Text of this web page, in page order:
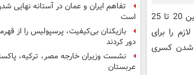
مرکز پژوهش‌های مجلس با اشاره به اینکه نرخ تورم سال 1399 بین 20 تا 25
را برای
شدن کسری
تفاهم ایران و عمان در آستانه نهایی
است
بازیکنان بی‌کیفیت، پرسپولیس را از
دور کردند
نشست وزیران خارجه مصر، ترکیه،
عربستان